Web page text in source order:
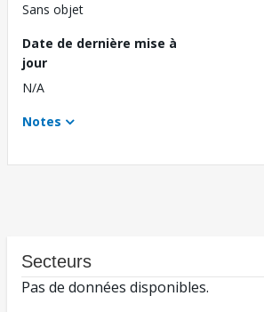
Sans objet
Date de dernière mise à
jour
N/A
Notes
Secteurs
Pas de données disponibles.